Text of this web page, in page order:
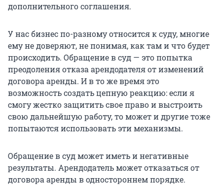
дополнительного соглашения.
У нас бизнес по-разному относится к суду, многие
ему не доверяют, не понимая, как там и что будет
происходить. Обращение в суд — это попытка
преодоления отказа арендодателя от изменений
договора аренды. И в то же время это
возможность создать цепную реакцию: если я
смогу жестко защитить свое право и выстроить
свою дальнейшую работу, то может и другие тоже
попытаются использовать эти механизмы.
Обращение в суд может иметь и негативные
результаты. Арендодатель может отказаться от
договора аренды в одностороннем порядке.